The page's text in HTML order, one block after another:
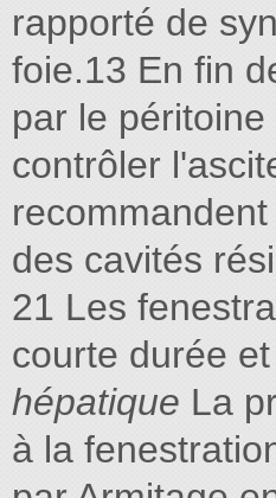
rapporté de
foie.13 En fin
par le
contrôler
des cavités
21 Les
courte durée
hépatique La
à la